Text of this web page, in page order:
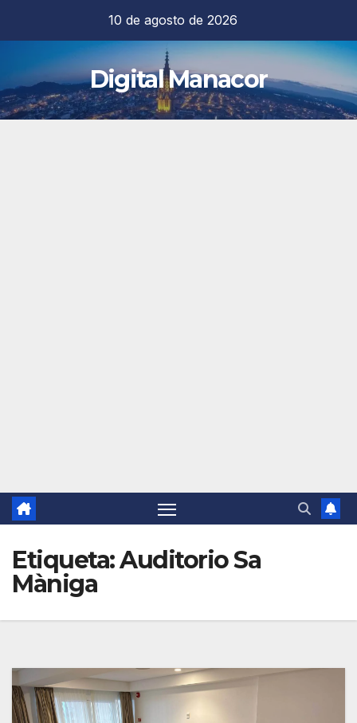
contenido
10 de agosto de 2026
Digital Manacor
Etiqueta:Auditorio Sa
Màniga